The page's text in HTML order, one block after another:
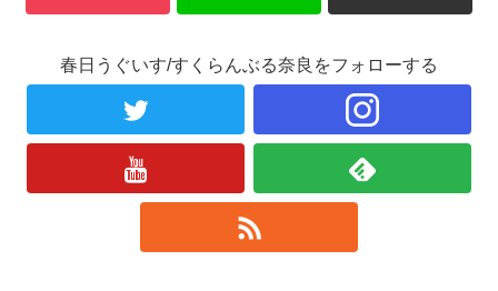
春日うぐいす/すくらんぶる奈良をフォローする